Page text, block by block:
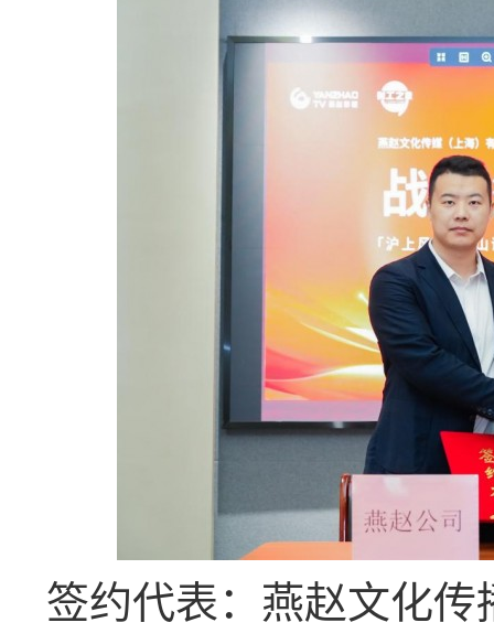
签约代表：燕赵文化